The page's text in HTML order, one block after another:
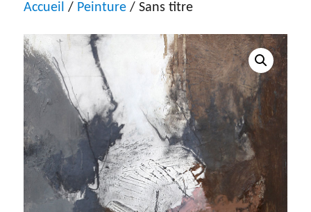
Accueil / Peinture / Sans titre